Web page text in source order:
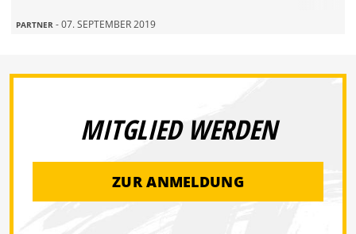
PARTNER - 07. SEPTEMBER 2019
MITGLIED WERDEN
ZUR ANMELDUNG